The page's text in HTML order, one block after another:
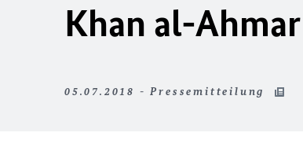
Khan al-Ahmar
05.07.2018 - Pressemitteilung